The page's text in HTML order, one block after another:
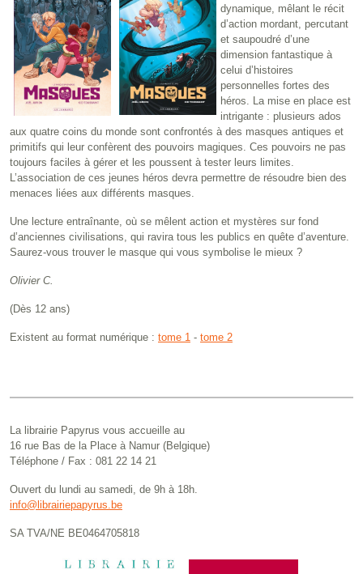
dynamique, mêlant le récit
d’action mordant, percutant
et saupoudré d’une
dimension fantastique à
celui d’histoires
personnelles fortes des
héros. La mise en place est
intrigante : plusieurs ados
aux quatre coins du monde sont confrontés à des masques antiques et
primitifs qui leur confèrent des pouvoirs magiques. Ces pouvoirs ne pas
toujours faciles à gérer et les poussent à tester leurs limites.
L’association de ces jeunes héros devra permettre de résoudre bien des
menaces liées aux différents masques.
Une lecture entraînante, où se mêlent action et mystères sur fond
d’anciennes civilisations, qui ravira tous les publics en quête d’aventure.
Saurez-vous trouver le masque qui vous symbolise le mieux ?
Olivier C.
(Dès 12 ans)
Existent au format numérique : tome 1 - tome 2
La librairie Papyrus vous accueille au
16 rue Bas de la Place à Namur (Belgique)
Téléphone / Fax : 081 22 14 21
Ouvert du lundi au samedi, de 9h à 18h.
info@librairiepapyrus.be
SA TVA/NE BE0464705818